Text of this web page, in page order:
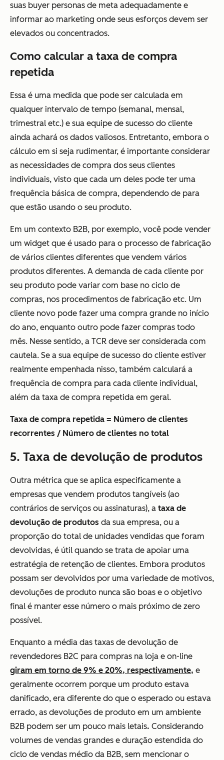
suas buyer personas de meta adequadamente e
informar ao marketing onde seus esforços devem ser
elevados ou concentrados.
Como calcular a taxa de compra
repetida
Essa é uma medida que pode ser calculada em
qualquer intervalo de tempo (semanal, mensal,
trimestral etc.) e sua equipe de sucesso do cliente
ainda achará os dados valiosos. Entretanto, embora o
cálculo em si seja rudimentar, é importante considerar
as necessidades de compra dos seus clientes
individuais, visto que cada um deles pode ter uma
frequência básica de compra, dependendo de para
que estão usando o seu produto.
Em um contexto B2B, por exemplo, você pode vender
um widget que é usado para o processo de fabricação
de vários clientes diferentes que vendem vários
produtos diferentes. A demanda de cada cliente por
seu produto pode variar com base no ciclo de
compras, nos procedimentos de fabricação etc. Um
cliente novo pode fazer uma compra grande no início
do ano, enquanto outro pode fazer compras todo
mês. Nesse sentido, a TCR deve ser considerada com
cautela. Se a sua equipe de sucesso do cliente estiver
realmente empenhada nisso, também calculará a
frequência de compra para cada cliente individual,
além da taxa de compra repetida em geral.
Taxa de compra repetida = Número de clientes
recorrentes / Número de clientes no total
5. Taxa de devolução de produtos
Outra métrica que se aplica especificamente a
empresas que vendem produtos tangíveis (ao
contrários de serviços ou assinaturas), a taxa de
devolução de produtos da sua empresa, ou a
proporção do total de unidades vendidas que foram
devolvidas, é útil quando se trata de apoiar uma
estratégia de retenção de clientes. Embora produtos
possam ser devolvidos por uma variedade de motivos,
devoluções de produto nunca são boas e o objetivo
final é manter esse número o mais próximo de zero
possível.
Enquanto a média das taxas de devolução de
revendedores B2C para compras na loja e on-line
giram em torno de 9% e 20%, respectivamente, e
geralmente ocorrem porque um produto estava
danificado, era diferente do que o esperado ou estava
errado, as devoluções de produto em um ambiente
B2B podem ser um pouco mais letais. Considerando
volumes de vendas grandes e duração estendida do
ciclo de vendas médio da B2B, sem mencionar o